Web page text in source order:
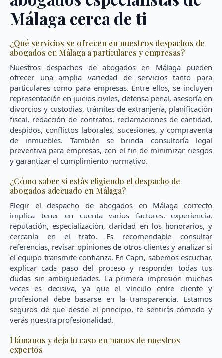
Málaga cerca de ti
¿Qué servicios se ofrecen en nuestros despachos de
abogados en Málaga a particulares y empresas?
Nuestros despachos de abogados en Málaga pueden
ofrecer una amplia variedad de servicios tanto para
particulares como para empresas. Entre ellos, se incluyen
representación en juicios civiles, defensa penal, asesoría en
divorcios y custodias, trámites de extranjería, planificación
fiscal, redacción de contratos, reclamaciones de cantidad,
despidos, conflictos laborales, sucesiones, y compraventa
de inmuebles. También se brinda consultoría legal
preventiva para empresas, con el fin de minimizar riesgos
y garantizar el cumplimiento normativo.
¿Cómo saber si estás eligiendo el despacho de
abogados adecuado en Málaga?
Elegir el despacho de abogados en Málaga correcto
implica tener en cuenta varios factores: experiencia,
reputación, especialización, claridad en los honorarios, y
cercanía en el trato. Es recomendable consultar
referencias, revisar opiniones de otros clientes y analizar si
el equipo transmite confianza. En Capri, sabemos escuchar,
explicar cada paso del proceso y responder todas tus
dudas sin ambigüedades. La primera impresión muchas
veces es decisiva, ya que el vínculo entre cliente y
profesional debe basarse en la transparencia. Estamos
seguros de que desde el principio, te sentirás cómodo y
verás nuestra profesionalidad.
Llámanos y deja tu caso en manos de nuestros
expertos